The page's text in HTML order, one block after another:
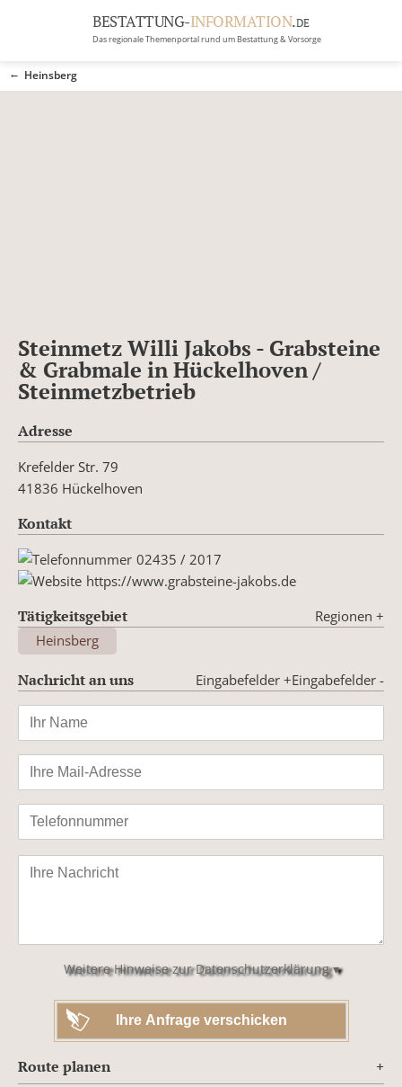
BESTATTUNG-INFORMATION.DE
Das regionale Themenportal rund um Bestattung & Vorsorge
BRANCHEN
Heinsberg
Steinmetz Willi Jakobs - Grabsteine
& Grabmale in Hückelhoven /
Steinmetzbetrieb
Adresse
Krefelder Str. 79
41836 Hückelhoven
Kontakt
02435 / 2017
https://www.grabsteine-jakobs.de
Tätigkeitsgebiet Regionen +
Heinsberg
Nachricht an uns Eingabefelder -
Eingabefelder +
Bitte
lasse
leer.Weitere Hinweise zur Datenschutzerklärung ▾
Route planen